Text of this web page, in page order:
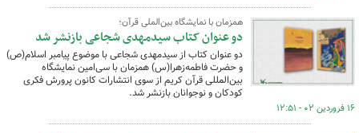
همزمان با نمایشگاه بین‌الملی قرآن؛
دو عنوان کتاب سیدمهدی شجاعی بازنشر شد
دو عنوان کتاب از سیدمهدی شجاعی با موضوع پیامبر اسلام(ص)
و حضرت فاطمه‌زهرا(س) همزمان با سی‌امین نمایشگاه
بین‌المللی قرآن کریم از سوی انتشارات کانون پرورش فکری
کودکان و نوجوانان بازنشر شد.
۱۶ فروردین ۰۲ - ۱۲:۵۱